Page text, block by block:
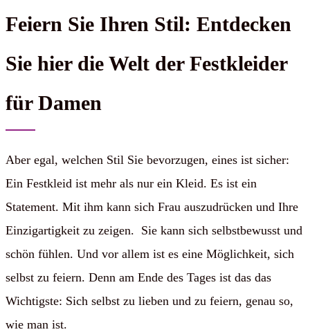
Feiern Sie Ihren Stil: Entdecken
Sie hier die Welt der Festkleider
für Damen
Aber egal, welchen Stil Sie bevorzugen, eines ist sicher:
Ein Festkleid ist mehr als nur ein Kleid. Es ist ein
Statement. Mit ihm kann sich Frau auszudrücken und Ihre
Einzigartigkeit zu zeigen. Sie kann sich selbstbewusst und
schön fühlen. Und vor allem ist es eine Möglichkeit, sich
selbst zu feiern. Denn am Ende des Tages ist das das
Wichtigste: Sich selbst zu lieben und zu feiern, genau so,
wie man ist.